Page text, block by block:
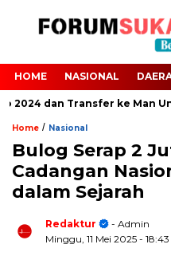
HOME NASIONAL
dan Transfer ke Man
Home / Nasional
Bulog Serap 2
Cadangan
dalam Sejarah
Redaktur
- Admin
Minggu, 11 Mei 2025 -